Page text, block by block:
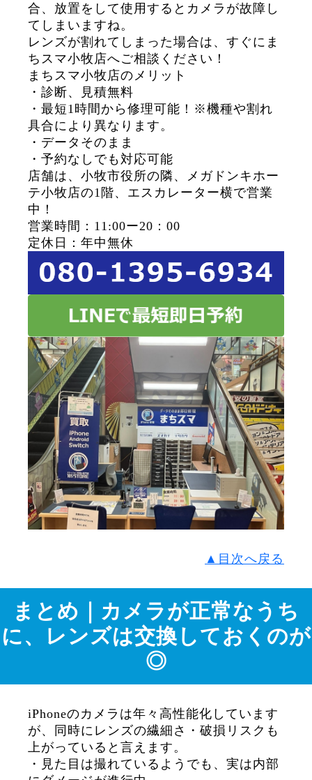
合、放置をして使用するとカメラが故障し
てしまいますね。
レンズが割れてしまった場合は、すぐにま
ちスマ小牧店へご相談ください！
まちスマ小牧店のメリット
・診断、見積無料
・最短1時間から修理可能！※機種や割れ
具合により異なります。
・データそのまま
・予約なしでも対応可能
店舗は、小牧市役所の隣、メガドンキホー
テ小牧店の1階、エスカレーター横で営業
中！
営業時間：11:00ー20：00
定休日：年中無休
▲目次へ戻る
まとめ｜カメラが正常なうち
に、レンズは交換しておくのが
◎
iPhoneのカメラは年々高性能化しています
が、同時にレンズの繊細さ・破損リスクも
上がっていると言えます。
・見た目は撮れているようでも、実は内部